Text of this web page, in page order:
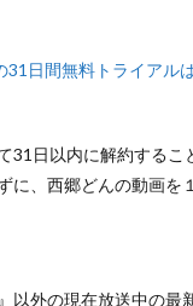
31日間無料トライアル
31日以内に解約するこ
に、西郷どんの動画を
以外の現在放送中の最